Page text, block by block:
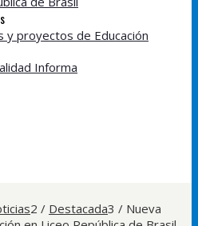
y proyectos de Educación
Informa
2 / Destacada3 / Nueva